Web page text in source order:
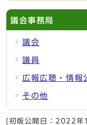
議会事務局
議会
議員
広報広聴・情報
その他
[初版公開日： 2022年